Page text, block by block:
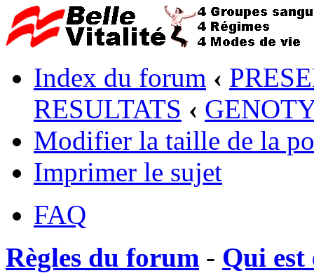
Index du forum ‹
RESULTATS ‹
Modifier la taille de la
Imprimer le sujet
FAQ
Règles du forum - Qui est